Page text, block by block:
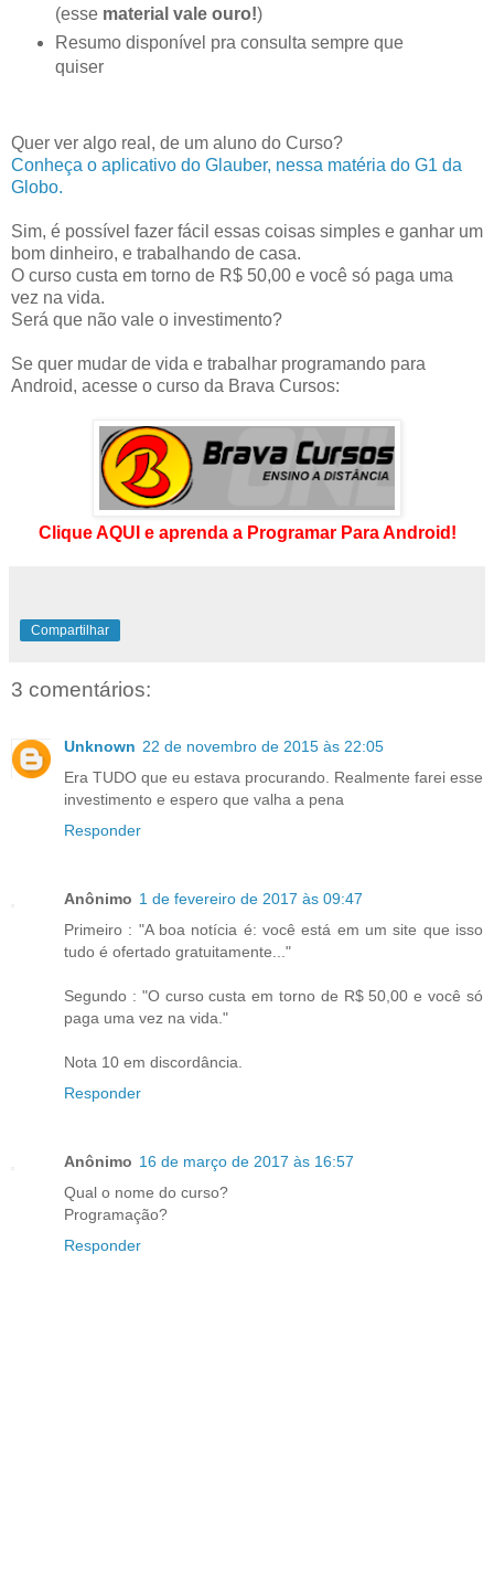
(esse material vale ouro!)
Resumo disponível pra consulta sempre que
quiser
Quer ver algo real, de um aluno do Curso?
Conheça o aplicativo do Glauber, nessa matéria do G1 da
Globo.
Sim, é possível fazer fácil essas coisas simples e ganhar um
bom dinheiro, e trabalhando de casa.
O curso custa em torno de R$ 50,00 e você só paga uma
vez na vida.
Será que não vale o investimento?
Se quer mudar de vida e trabalhar programando para
Android, acesse o curso da Brava Cursos:
Clique AQUI e aprenda a Programar Para Android!
Compartilhar
3 comentários:
Unknown 22 de novembro de 2015 às 22:05
Era TUDO que eu estava procurando. Realmente farei esse
investimento e espero que valha a pena
Responder
Anônimo 1 de fevereiro de 2017 às 09:47
Primeiro : "A boa notícia é: você está em um site que isso
tudo é ofertado gratuitamente..."
Segundo : "O curso custa em torno de R$ 50,00 e você só
paga uma vez na vida."
Nota 10 em discordância.
Responder
Anônimo 16 de março de 2017 às 16:57
Qual o nome do curso?
Programação?
Responder